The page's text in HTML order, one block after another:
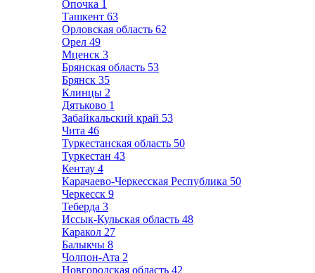
Опочка 1
Ташкент 63
Орловская область 62
Орел 49
Мценск 3
Брянская область 53
Брянск 35
Клинцы 2
Дятьково 1
Забайкальский край 53
Чита 46
Туркестанская область 50
Туркестан 43
Кентау 4
Карачаево-Черкесская Республика 50
Черкесск 9
Теберда 3
Иссык-Кульская область 48
Каракол 27
Балыкчы 8
Чолпон-Ата 2
Новгородская область 42